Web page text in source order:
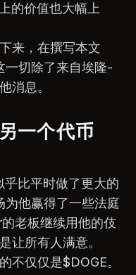
的价值也大幅上
来，在撰写本文
一切除了来自埃隆-
消息。
一个代币
比平时做了更大的
为他赢得了一些法庭
老板继续用他的伎
让所有人满意。
不仅仅是$DOGE。